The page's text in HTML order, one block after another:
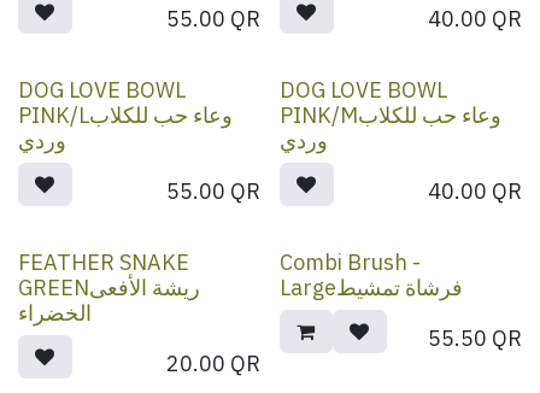
55.00 QR
40.00 QR
DOG LOVE BOWL
PINK/Lوعاء حب للكلاب
وردي
55.00 QR
DOG LOVE BOWL
PINK/Mوعاء حب للكلاب
وردي
40.00 QR
FEATHER SNAKE
GREENريشة الأفعى
الخضراء
20.00 QR
Combi Brush -
Largeفرشاة تمشيط
55.50 QR